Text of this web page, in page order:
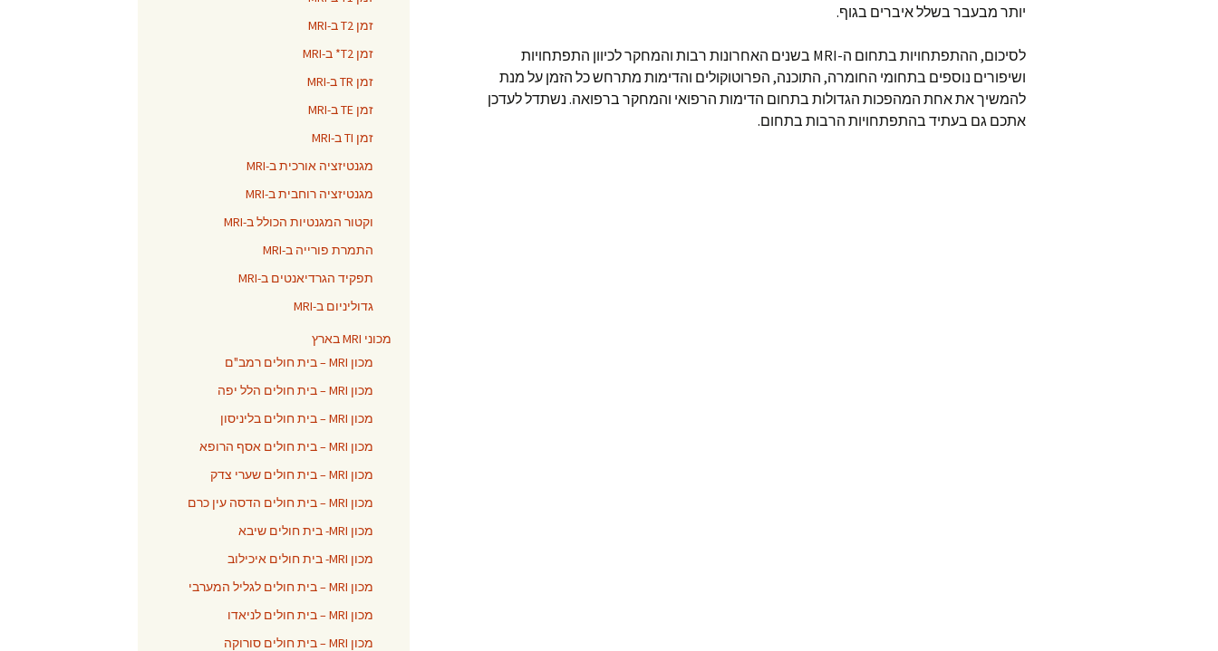
יותר מבעבר בשלל איברים בגוף.
לסיכום, ההתפתחויות בתחום ה-MRI בשנים האחרונות רבות והמחקר לכיוון התפתחויות
ושיפורים נוספים בתחומי החומרה, התוכנה, הפרוטוקולים והדימות מתרחש כל הזמן על מנת
להמשיך את אחת המהפכות הגדולות בתחום הדימות הרפואי והמחקר ברפואה. נשתדל לעדכן
אתכם גם בעתיד בהתפתחויות הרבות בתחום.
זמן T2 ב-MRI
זמן T2* ב-MRI
זמן TR ב-MRI
זמן TE ב-MRI
זמן TI ב-MRI
מגנטיזציה אורכית ב-MRI
מגנטיזציה רוחבית ב-MRI
וקטור המגנטיות הכולל ב-MRI
התמרת פורייה ב-MRI
תפקיד הגרדיאנטים ב-MRI
גדוליניום ב-MRI
מכוני MRI בארץ
מכון MRI – בית חולים רמב"ם
מכון MRI – בית חולים הלל יפה
מכון MRI – בית חולים בליניסון
מכון MRI – בית חולים אסף הרופא
מכון MRI – בית חולים שערי צדק
מכון MRI – בית חולים הדסה עין כרם
מכון MRI- בית חולים שיבא
מכון MRI- בית חולים איכילוב
מכון MRI – בית חולים לגליל המערבי
מכון MRI – בית חולים לניאדו
מכון MRI – בית חולים סורוקה